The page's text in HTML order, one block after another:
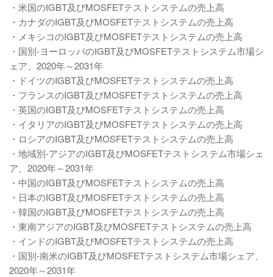
・米国のIGBT及びMOSFETテストシステムの売上高
・カナダのIGBT及びMOSFETテストシステムの売上高
・メキシコのIGBT及びMOSFETテストシステムの売上高
・国別-ヨーロッパのIGBT及びMOSFETテストシステム市場シ
ェア、2020年～2031年
・ドイツのIGBT及びMOSFETテストシステムの売上高
・フランスのIGBT及びMOSFETテストシステムの売上高
・英国のIGBT及びMOSFETテストシステムの売上高
・イタリアのIGBT及びMOSFETテストシステムの売上高
・ロシアのIGBT及びMOSFETテストシステムの売上高
・地域別-アジアのIGBT及びMOSFETテストシステム市場シェ
ア、2020年～2031年
・中国のIGBT及びMOSFETテストシステムの売上高
・日本のIGBT及びMOSFETテストシステムの売上高
・韓国のIGBT及びMOSFETテストシステムの売上高
・東南アジアのIGBT及びMOSFETテストシステムの売上高
・インドのIGBT及びMOSFETテストシステムの売上高
・国別-南米のIGBT及びMOSFETテストシステム市場シェア、
2020年～2031年